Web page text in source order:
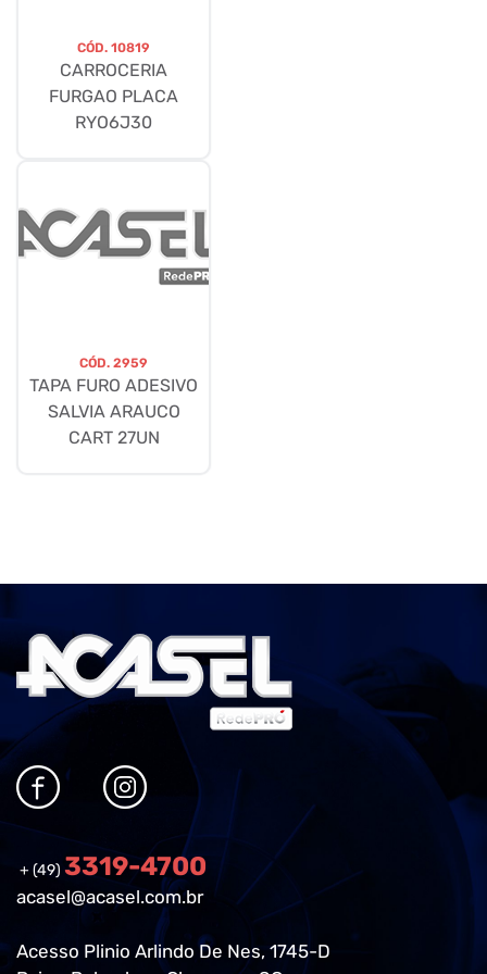
CÓD. 10819
CARROCERIA
FURGAO PLACA
RYO6J30
CÓD. 2959
TAPA FURO ADESIVO
SALVIA ARAUCO
CART 27UN
+ (49) 3319-4700
acasel@acasel.com.br
Acesso Plinio Arlindo De Nes, 1745-D